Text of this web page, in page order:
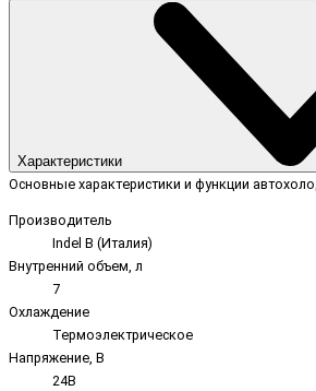
Характеристики
Основные характеристики и функции
Производитель
Indel B (Италия)
Внутренний объем, л
7
Охлаждение
Термоэлектрическое
Напряжение, В
24В